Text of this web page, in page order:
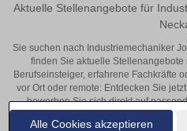
Alle Cookies akzeptieren
Aktuelle Stellenangebote für
Sie suchen nach Industriemechaniker
finden Sie aktuelle Stellenangebote
Berufseinsteiger, erfahrene Fachkräfte
vor Ort oder remote: Entdecken Sie
bewerben Sie sich direkt auf
Esslingen